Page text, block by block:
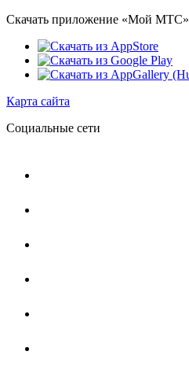
Скачать приложение «Мой МТС»
Карта сайта
Социальные сети